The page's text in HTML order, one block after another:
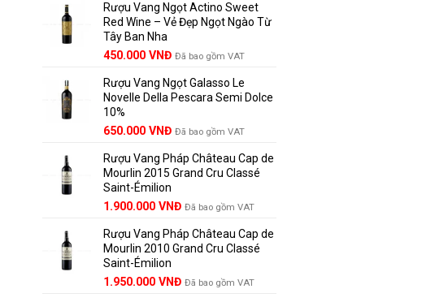
là:
1.529.000 VNĐ.
tại
là:
Rượu Vang Ngọt Actino Sweet
Red Wine – Vẻ Đẹp Ngọt Ngào Từ
Tây Ban Nha
450.000 VNĐ Đã bao gồm VAT
Rượu Vang Ngọt Galasso Le
Novelle Della Pescara Semi Dolce
10%
650.000 VNĐ Đã bao gồm VAT
Rượu Vang Pháp Château Cap de
Mourlin 2015 Grand Cru Classé
Saint-Émilion
Giá
là:
2.800.000 VNĐ.
1.900.000 VNĐGiá
tại
là:
Đã bao gồm VAT
Rượu Vang Pháp Château Cap de
Mourlin 2010 Grand Cru Classé
Saint-Émilion
Giá
1.950.000 VNĐGiá
Đã bao gồm VAT